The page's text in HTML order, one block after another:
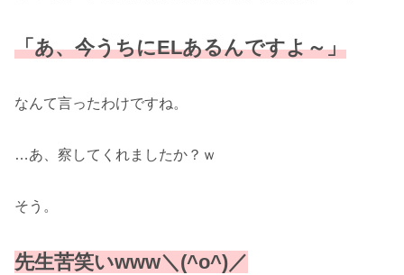
「あ、今うちにELあるんですよ～」
なんて言ったわけですね。
…あ、察してくれましたか？ｗ
そう。
先生苦笑いwww＼(^o^)／